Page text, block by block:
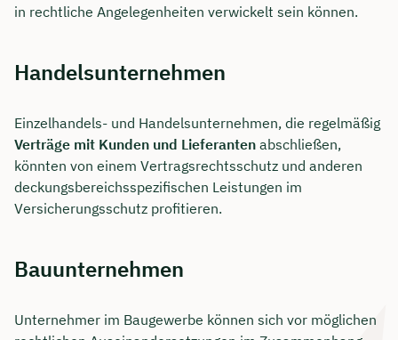
in rechtliche Angelegenheiten verwickelt sein können.
Handelsunternehmen
Einzelhandels- und Handelsunternehmen, die regelmäßig
Verträge mit Kunden und Lieferanten abschließen,
könnten von einem Vertragsrechtsschutz und anderen
deckungsbereichsspezifischen Leistungen im
Versicherungsschutz profitieren.
Bauunternehmen
Unternehmer im Baugewerbe können sich vor möglichen